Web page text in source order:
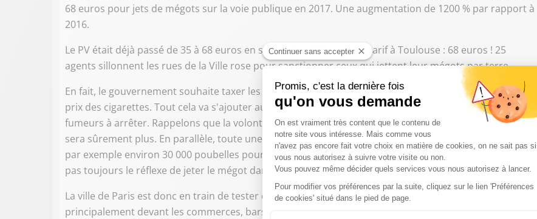
68 euros pour jets de mégots sur la voie publique en 2017. Une augmentation de 1200 % par rapport à
2016.
Le PV était déjà passé de 35 à 68 euros en septembre 2015. Même tarif à Toulouse : 68 euros ! 25
agents sillonnent les rues de la Ville rose pour sanctionner ceux qui jettent leur mégots par terre...
En fait, le gouvernement souhaite taxer les cigarettiers, mais ces derniers répercuteront la taxe sur le
prix des cigarettes. Tout cela va s'ajouter aux augmentations décidées par l'État pour inciter les
fumeurs à arrêter. Rappelons que la volonté, c'est un paquet à 10 euros en 2020, et avec cette taxe ce
sera sûrement plus. En parallèle, toute une réflexion a aussi lieu sur le mobiliser urbain. Paris compte
par exemple environ 30 000 poubelles pour cigarettes, les fameux éteignoirs. Mais les fumeurs n'ont
pas toujours le réflexe de jeter le mégot dans la poubelle, par peur qu'elle ne prenne feu.
La ville de Paris est donc en train de tester de nouvelles poubelles dotées de cendriers et placées
principalement devant les commerces, bars, universités, etc. Un mobilier identique a déjà été installé à